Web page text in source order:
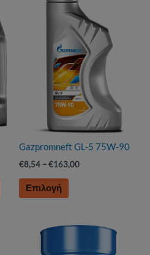
Gazpromneft GL-5 75W-90
€8,54 –€163,00Price
Επιλογή
Αυτό
το
έχει